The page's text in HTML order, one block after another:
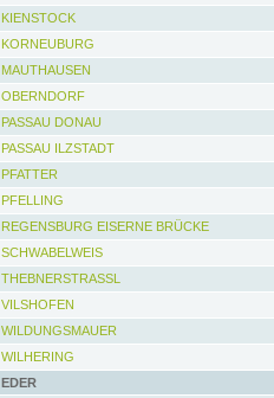
KIENSTOCK
KORNEUBURG
MAUTHAUSEN
OBERNDORF
PASSAU DONAU
PASSAU ILZSTADT
PFATTER
PFELLING
REGENSBURG EISERNE BRÜCKE
SCHWABELWEIS
THEBNERSTRASSL
VILSHOFEN
WILDUNGSMAUER
WILHERING
EDER